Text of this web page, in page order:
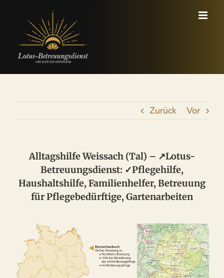
springen
Zurück Vor
Alltagshilfe Weissach (Tal) – ↗️Lotus-
Betreuungsdienst: ✓Pflegehilfe,
Haushaltshilfe, Familienhelfer, Betreuung
für Pflegebedürftige, Gartenarbeiten